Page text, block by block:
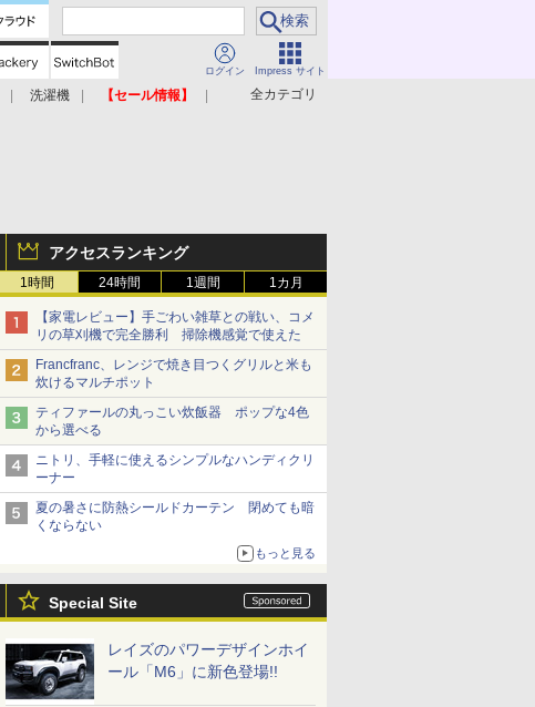
ログイン Impress サイト
全カテゴリ
洗濯機
【セール情報】
アクセスランキング
1時間 24時間 1週間 1カ月
【家電レビュー】手ごわい雑草との戦い、コメ
リの草刈機で完全勝利 掃除機感覚で使えた
Francfranc、レンジで焼き目つくグリルと米も
炊けるマルチポット
ティファールの丸っこい炊飯器 ポップな4色
から選べる
ニトリ、手軽に使えるシンプルなハンディクリ
ーナー
夏の暑さに防熱シールドカーテン 閉めても暗
くならない
もっと見る
Special Site
レイズのパワーデザインホイ
ール「M6」に新色登場!!